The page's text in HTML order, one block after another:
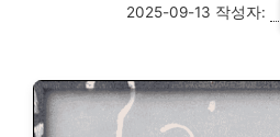
2025-09-13 작성자: